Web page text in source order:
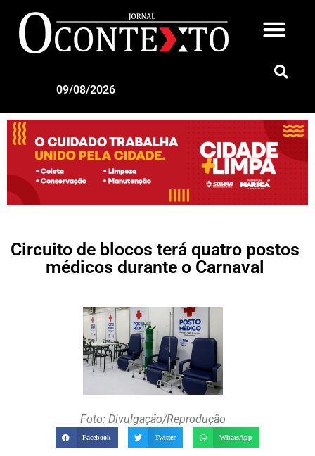
09/08/2026
Circuito de blocos terá quatro postos
médicos durante o Carnaval
Foto: Divulgação/Reprodução
Facebook Twitter WhatsApp